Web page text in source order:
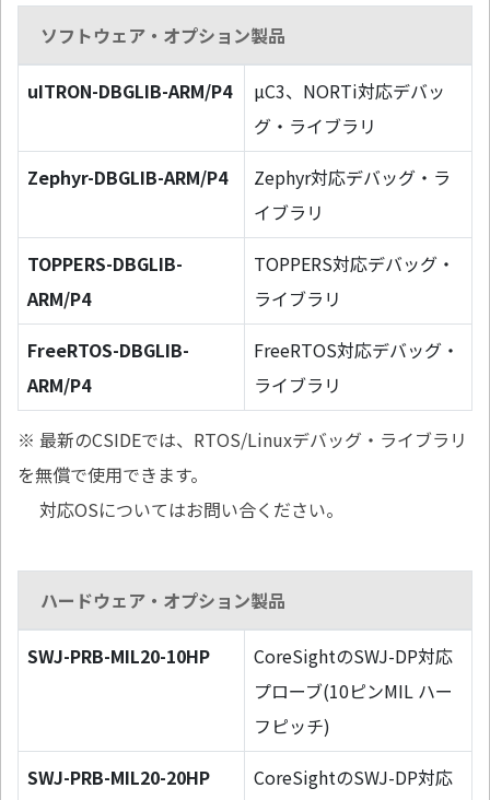
ソフトウェア・オプション製品
uITRON-DBGLIB-ARM/P4
µC3、NORTi対応デバッ
グ・ライブラリ
Zephyr-DBGLIB-ARM/P4
Zephyr対応デバッグ・ラ
イブラリ
TOPPERS-DBGLIB-
ARM/P4
TOPPERS対応デバッグ・
ライブラリ
FreeRTOS-DBGLIB-
ARM/P4
FreeRTOS対応デバッグ・
ライブラリ
※ 最新のCSIDEでは、RTOS/Linuxデバッグ・ライブラリ
を無償で使用できます。
対応OSについてはお問い合ください。
ハードウェア・オプション製品
SWJ-PRB-MIL20-10HP
CoreSightのSWJ-DP対応
プローブ(10ピンMIL ハー
フピッチ)
SWJ-PRB-MIL20-20HP
CoreSightのSWJ-DP対応